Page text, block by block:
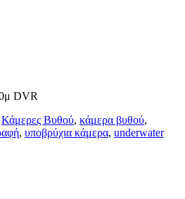
Κάμερες Βυθού, κάμερα βυθού,
, υποβρύχια κάμερα, underwater